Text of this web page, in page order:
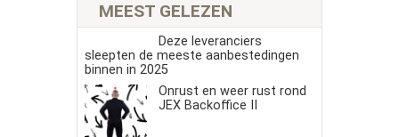
MEEST GELEZEN
Deze leveranciers
sleepten de meeste aanbestedingen
binnen in 2025
Onrust en weer rust rond
JEX Backoffice II